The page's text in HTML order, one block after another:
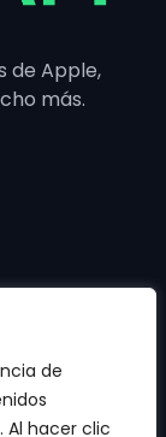
de
Al hacer clic
de Apple,
más.